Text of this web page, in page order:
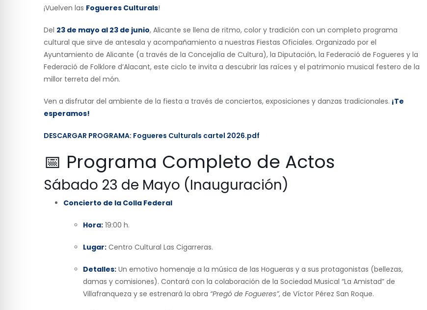
¡Vuelven las Fogueres Culturals!
Del 23 de mayo al 23 de junio, Alicante se llena de ritmo, color y tradición con un completo programa
cultural que sirve de antesala y acompañamiento a nuestras Fiestas Oficiales. Organizado por el
Ayuntamiento de Alicante (a través de la Concejalía de Cultura), la Diputación, la Federació de Fogueres y la
Federació de Folklore d’Alacant, este ciclo te invita a descubrir las raíces y el patrimonio musical festero de la
millor terreta del món.
Ven a disfrutar del ambiente de la fiesta a través de conciertos, exposiciones y danzas tradicionales. ¡Te
esperamos!
DESCARGAR PROGRAMA: Fogueres Culturals cartel 2026.pdf
📅 Programa Completo de Actos
Sábado 23 de Mayo (Inauguración)
Concierto de la Colla Federal
Hora: 19:00 h.
Lugar: Centro Cultural Las Cigarreras.
Detalles: Un emotivo homenaje a la música de las Hogueras y a sus protagonistas (bellezas,
damas y comisiones). Contará con la colaboración de la Sociedad Musical “La Amistad” de
Villafranqueza y se estrenará la obra “Pregó de Fogueres”, de Víctor Pérez San Roque.